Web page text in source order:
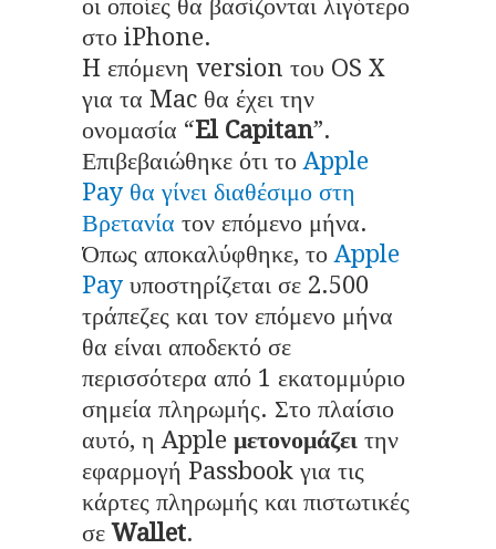
οι οποίες θα βασίζονται λιγότερο
στο iPhone.
H επόμενη version του OS X
για τα Mac θα έχει την
ονομασία “El Capitan”.
Επιβεβαιώθηκε ότι τοApple
Pay θα γίνει διαθέσιμο στη
Βρετανία τον επόμενο μήνα.
Όπως αποκαλύφθηκε, τοApple
Pay υποστηρίζεται σε 2.500
τράπεζες και τον επόμενο μήνα
θα είναι αποδεκτό σε
περισσότερα από 1 εκατομμύριο
σημεία πληρωμής. Στο πλαίσιο
αυτό, η Apple μετονομάζει την
εφαρμογή Passbook για τις
κάρτες πληρωμής και πιστωτικές
σεWallet.